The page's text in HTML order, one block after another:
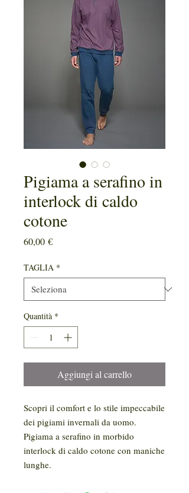
Pigiama a serafino in
interlock di caldo
cotone
60,00 €Prezzo
TAGLIA *
Quantità *
Aggiungi al carrello
Scopri il comfort e lo stile impeccabile
dei pigiami invernali da uomo.
Pigiama a serafino in morbido
interlock di caldo cotone con maniche
lunghe.